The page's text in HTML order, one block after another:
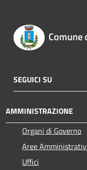
Comune
SEGUICI SU
AMMINISTRAZIONE
Organi di Governo
Aree
Uffici